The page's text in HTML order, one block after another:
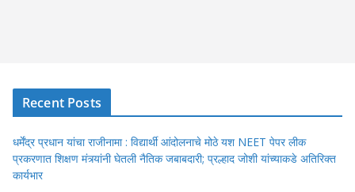
Recent Posts
धर्मेंद्र प्रधान यांचा राजीनामा : विद्यार्थी आंदोलनाचे मोठे यश NEET पेपर लीक
प्रकरणात शिक्षण मंत्र्यांनी घेतली नैतिक जबाबदारी; प्रल्हाद जोशी यांच्याकडे अतिरिक्त
कार्यभार